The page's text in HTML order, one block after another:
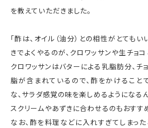
を教えていただきました。
「酢は、オイル（油分）との相性がとても
きでよくやるのが、クロワッサンや生チョコ
クロワッサンはバターによる乳脂肪分、チ
脂が含まれているので、酢をかけること
な、サラダ感覚の味を楽しめるようになる
スクリームやあずきに合わせるのもおすす
なお、酢を料理などに入れすぎてしまっ